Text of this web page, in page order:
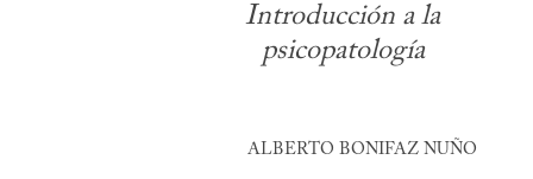
Introducción a la
psicopatología
ALBERTO BONIFAZ NUÑO